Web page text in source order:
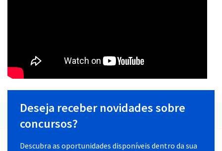
Deseja receber novidades sobre
concursos?
Descubra as oportunidades disponíveis dentro da sua